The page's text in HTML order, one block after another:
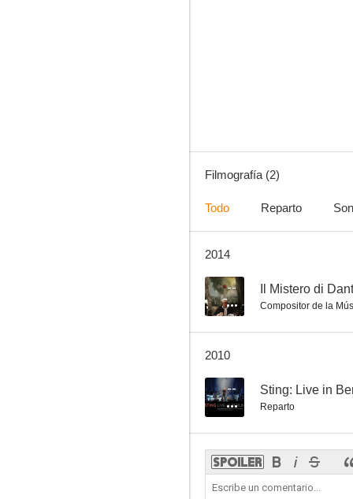
Filmografía (2)
Todo Reparto
2014
-- Il Mistero di
Compositor de la
2010
-- Sting: Live in
Reparto